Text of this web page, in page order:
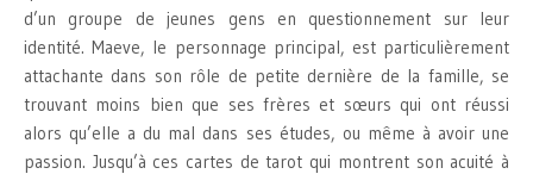
d’un groupe de jeunes gens en questionnement sur leur
identité. Maeve, le personnage principal, est particulièrement
attachante dans son rôle de petite dernière de la famille, se
trouvant moins bien que ses frères et sœurs qui ont réussi
alors qu’elle a du mal dans ses études, ou même à avoir une
passion. Jusqu’à ces cartes de tarot qui montrent son acuité à